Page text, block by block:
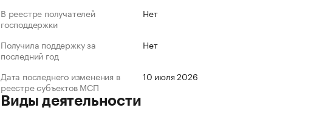
В реестре получателей
господдержки
Нет
Получила поддержку за
последний год
Нет
Дата последнего изменения в
реестре субъектов МСП
10 июля 2026
Виды деятельности